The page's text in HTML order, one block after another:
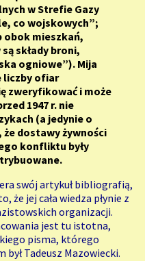
w Strefie Gazy
co wojskowych”;
obok mieszkań,
składy broni,
ogniowe”). Mija
liczby ofiar
zweryfikować i może
1947 r. nie
(a jedynie o
dostawy żywności
konfliktu były
swój artykuł bibliografią,
że jej cała wiedza płynie z
organizacji.
jest tu istotna,
pisma, którego
Tadeusz Mazowiecki.